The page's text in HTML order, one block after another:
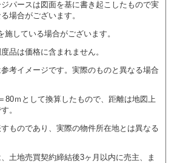
パースは図面を基に書き起こしたもので実
場合がございます。
施している場合がございます。
品は価格に含まれません。
考イメージです。実際のものと異なる場合
80ｍとして換算したもので、距離は地図上
。
ものであり、実際の物件所在地とは異なる
土地売買契約締結後3ヶ月以内に売主、ま